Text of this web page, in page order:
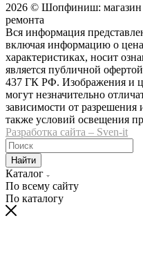
2026 © Шопфиниш: магазин
ремонта
Вся информация
включая информацию о
характеристиках, носит
является публичной
437 ГК РФ. Изображения и
могут незначительно
зависимости от разрешения
также условий освещения
Разработка сайта – Sven-it
Найти
Каталог
По всему сайту
По каталогу